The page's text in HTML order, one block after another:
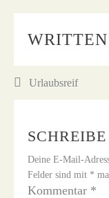
Urlaubsreif
Deine E-Mail-
Felder sind mit *
Kommentar *